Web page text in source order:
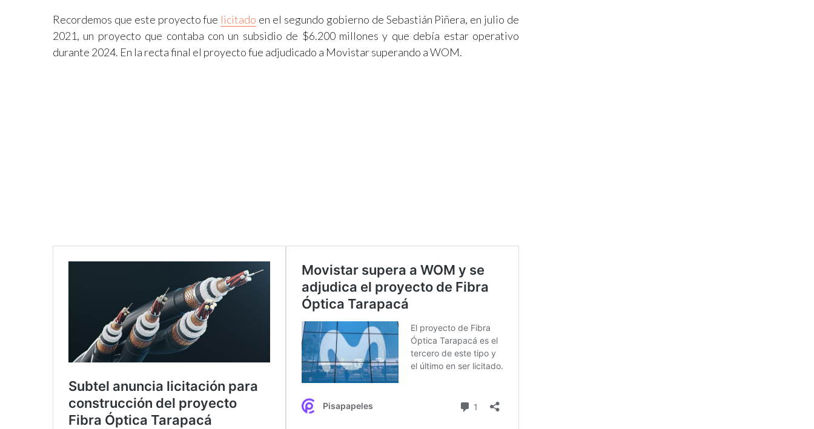
Recordemos que este proyecto fue licitado en el segundo gobierno de Sebastián Piñera, en julio de
2021, un proyecto que contaba con un subsidio de $6.200 millones y que debía estar operativo
durante 2024. En la recta final el proyecto fue adjudicado a Movistar superando a WOM.